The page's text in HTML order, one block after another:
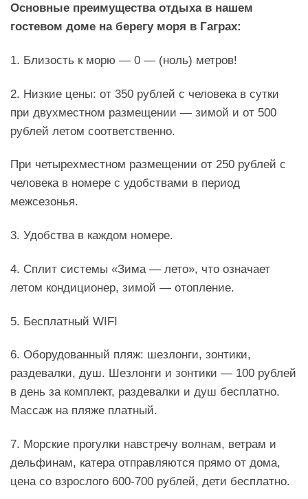
Основные преимущества отдыха в нашем
гостевом доме на берегу моря в Гаграх:
1. Близость к морю — 0 — (ноль) метров!
2. Низкие цены: от 350 рублей с человека в сутки
при двухместном размещении — зимой и от 500
рублей летом соответственно.
При четырехместном размещении от 250 рублей с
человека в номере с удобствами в период
межсезонья.
3. Удобства в каждом номере.
4. Сплит системы «Зима — лето», что означает
летом кондиционер, зимой — отопление.
5. Бесплатный WIFI
6. Оборудованный пляж: шезлонги, зонтики,
раздевалки, душ. Шезлонги и зонтики — 100 рублей
в день за комплект, раздевалки и душ бесплатно.
Массаж на пляже платный.
7. Морские прогулки навстречу волнам, ветрам и
дельфинам, катера отправляются прямо от дома,
цена со взрослого 600-700 рублей, дети бесплатно.